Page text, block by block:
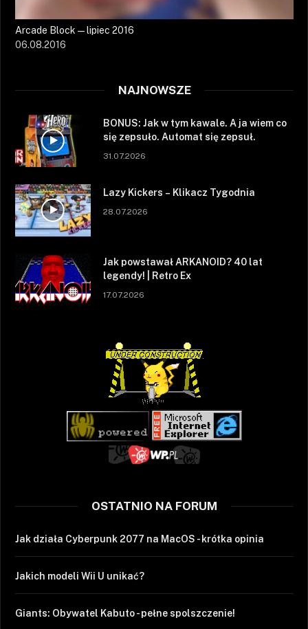
Arcade Block — lipiec 2016
06.08.2016
NAJNOWSZE
BONUS: Jak w tym kawale. A ja wiem co
się zepsuło. Automat się zepsuł.
31.07.2026
Lazy Kickers – Klikacz Tygodnia
28.07.2026
Jak powstawał ARKANOID? 40 lat
legendy! | Retro Ex
17.07.2026
OSTATNIO NA FORUM
Jak działa Cyberpunk 2077 na MacOS - krótka opinia
Jakich modeli Wii U unikać?
Giants: Obywatel Kabuto - pełne spolszczenie!